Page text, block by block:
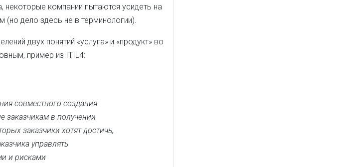
некоторые компании пытаются усидеть на
(но дело здесь не в терминологии).
двух понятий «услуга» и «продукт» во
пример из ITIL4:
совместного создания
заказчикам в получении
заказчики хотят достичь,
управлять
и рисками